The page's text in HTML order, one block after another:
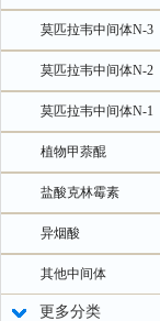
莫匹拉韦中间体N-3
莫匹拉韦中间体N-2
莫匹拉韦中间体N-1
植物甲萘醌
盐酸克林霉素
异烟酸
其他中间体
更多分类